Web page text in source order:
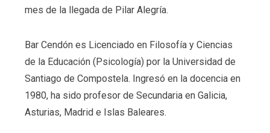
mes de la llegada de Pilar Alegría.
Bar Cendón es Licenciado en Filosofía y Ciencias
de la Educación (Psicología) por la Universidad de
Santiago de Compostela. Ingresó en la docencia en
1980, ha sido profesor de Secundaria en Galicia,
Asturias, Madrid e Islas Baleares.